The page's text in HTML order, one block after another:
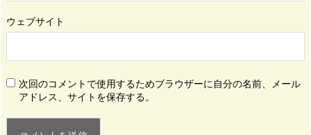
ウェブサイト
次回のコメントで使用するためブラウザーに自分の名前、メール
アドレス、サイトを保存する。